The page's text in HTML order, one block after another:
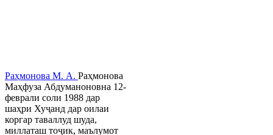
Раҳмонова М. А. Раҳмонова
Маҳфуза Абдуманоновна 12-
феврали соли 1988 дар
шаҳри Хуҷанд дар оилаи
коргар таваллуд шуда,
миллаташ тоҷик, маълумот